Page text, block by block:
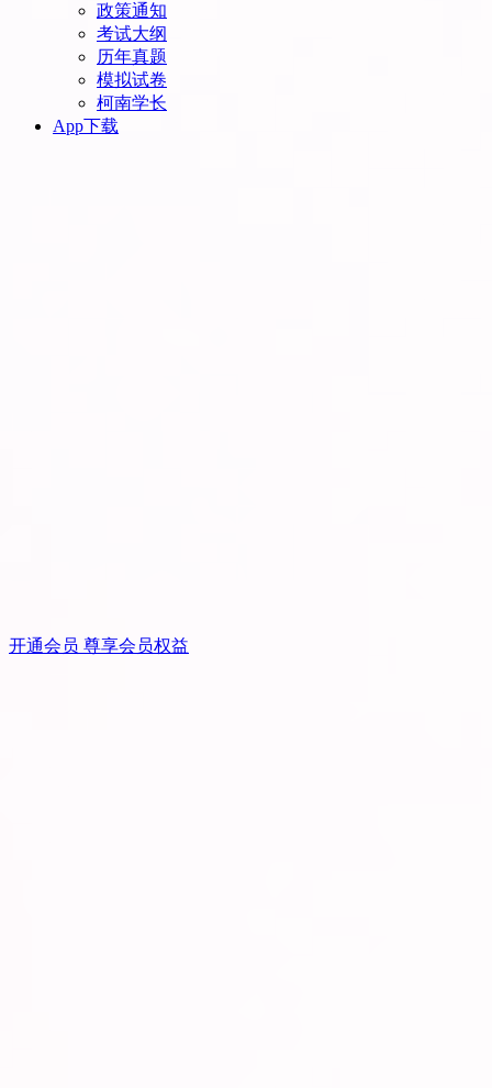
政策通知
考试大纲
历年真题
模拟试卷
柯南学长
App下载
开通会员 尊享会员权益